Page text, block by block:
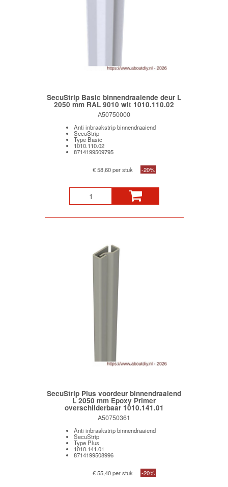
SecuStrip Basic binnendraaiende deur L
2050 mm RAL 9010 wit 1010.110.02
A50750000
Anti inbraakstrip binnendraaiend
SecuStrip
Type Basic
1010.110.02
8714199509795
€ 58,60 per stuk -20%
SecuStrip Plus voordeur binnendraaiend
L 2050 mm Epoxy Primer
overschilderbaar 1010.141.01
A50750361
Anti inbraakstrip binnendraaiend
SecuStrip
Type Plus
1010.141.01
8714199508996
€ 55,40 per stuk -20%